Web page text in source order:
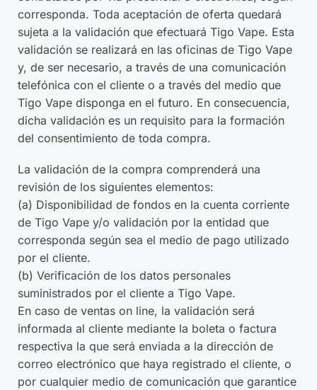
corresponda. Toda aceptación de oferta quedará
sujeta a la validación que efectuará Tigo Vape. Esta
validación se realizará en las oficinas de Tigo Vape
y, de ser necesario, a través de una comunicación
telefónica con el cliente o a través del medio que
Tigo Vape disponga en el futuro. En consecuencia,
dicha validación es un requisito para la formación
del consentimiento de toda compra.
La validación de la compra comprenderá una
revisión de los siguientes elementos:
(a) Disponibilidad de fondos en la cuenta corriente
de Tigo Vape y/o validación por la entidad que
corresponda según sea el medio de pago utilizado
por el cliente.
(b) Verificación de los datos personales
suministrados por el cliente a Tigo Vape.
En caso de ventas on line, la validación será
informada al cliente mediante la boleta o factura
respectiva la que será enviada a la dirección de
correo electrónico que haya registrado el cliente, o
por cualquier medio de comunicación que garantice